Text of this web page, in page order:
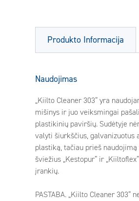
Produkto Informacija
Naudojimas
„Kiilto Cleaner 303“ yra
mišinys ir juo veiksmingai
plastikinių paviršių. Sudėtyje
valyti šiurkščius, galvanizuotus
plastiką, tačiau prieš
šviežius „Kestopur“ ir
įrankių.
PASTABA. „Kiilto Cleaner